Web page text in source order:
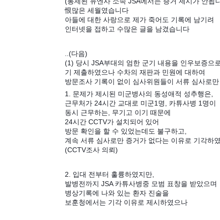
恨많은 세월였습니다
아들에 대한 사랑으로 제가 죽어도 기록에 남기려
인터넷을 접하고 수많은 글을 남겼습니다
..(다음)
(1) 당시 JSA부대의 엄한 군기 내용을 인우보증으로
기 제출하였으나 수차의 재판과 민원에 대하여
방문조사 기록이 없이 심사위원들이 서류 심사로만
1. 문제가 제시된 미군병사의 동성애적 성추행은,
근무처가 24시간 교대로 미군1명, 카튜사병 1명이
동시 근무하는, 무기고 이기 때문에
24시간 CCTV가 설치되어 있어
방문 확인을 할 수 있었는데도 불구하고,
계속 서류 심사로만 증거가 없다는 이유로 기각하
(CCTV조사 의뢰)
2. 입대 전부터 훌륭하였지만,
발병전까지 JSA 카튜사병중 모범 표창을 받았으며
병상기록에 나와 있는 환자 진술을
보훈청에서는 기각 이유로 제시하였으나